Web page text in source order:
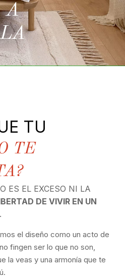
A
TU
TE
ES EL EXCESO NI LA
DE VIVIR EN UN
.
el diseño como un acto de
fingen ser lo que no son,
la veas y una armonía que te